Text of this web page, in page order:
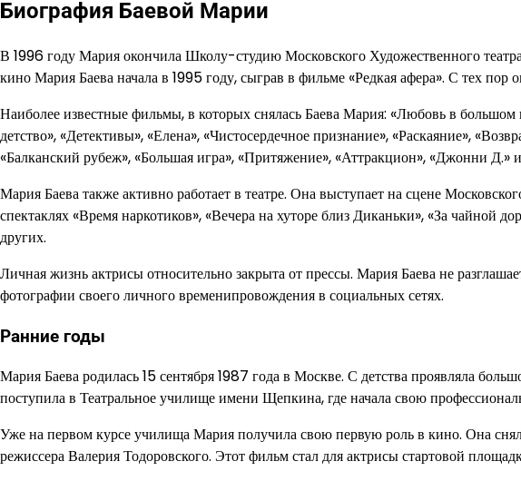
Биография Баевой Марии
В 1996 году Мария окончила Школу-студию Московского Художественного
кино Мария Баева начала в 1995 году, сыграв в фильме «Редкая афера». С тех
Наиболее известные фильмы, в которых снялась Баева Мария: «Любовь в большом
детство», «Детективы», «Елена», «Чистосердечное признание», «Раскаяние»,
«Балканский рубеж», «Большая игра», «Притяжение», «Аттракцион», «Джонни Д.»
Мария Баева также активно работает в театре. Она выступает на сцене
спектаклях «Время наркотиков», «Вечера на хуторе близ Диканьки», «За чайной
других.
Личная жизнь актрисы относительно закрыта от прессы. Мария Баева не
фотографии своего личного временипровождения в социальных сетях.
Ранние годы
Мария Баева родилась 15 сентября 1987 года в Москве. С детства проявляла
поступила в Театральное училище имени Щепкина, где начала свою
Уже на первом курсе училища Мария получила свою первую роль в кино. Она
режиссера Валерия Тодоровского. Этот фильм стал для актрисы стартовой